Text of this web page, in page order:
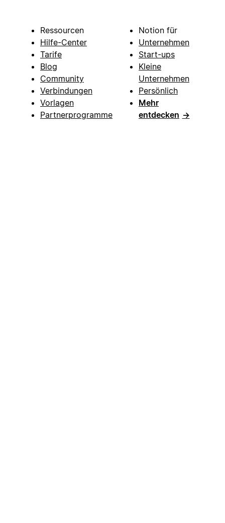
Ressourcen
Hilfe-Center
Tarife
Blog
Community
Verbindungen
Vorlagen
Partnerprogramme
Notion für
Unternehmen
Start-ups
Kleine
Unternehmen
Persönlich
Mehr
entdecken →